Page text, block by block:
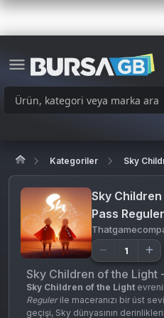
Kategoriler Sky
Sky
Pass Reguler
Sky Children of the Light
Sky Children of the Light
Regulerile maceranızı bir üst
geçişi, Sky dünyasının